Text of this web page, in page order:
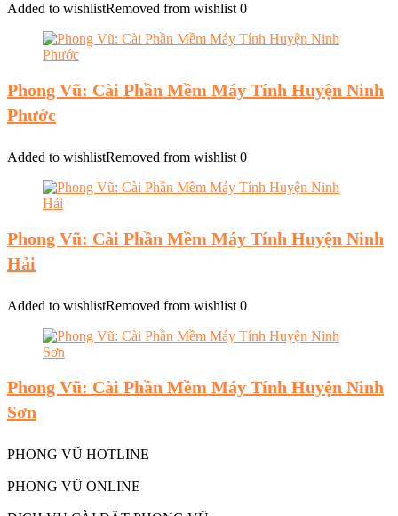
Added to wishlistRemoved from wishlist 0
Phong Vũ: Cài Phần Mềm Máy Tính Huyện Ninh
Phước
Added to wishlistRemoved from wishlist 0
Phong Vũ: Cài Phần Mềm Máy Tính Huyện Ninh
Hải
Added to wishlistRemoved from wishlist 0
Phong Vũ: Cài Phần Mềm Máy Tính Huyện Ninh
Sơn
PHONG VŨ HOTLINE
PHONG VŨ ONLINE